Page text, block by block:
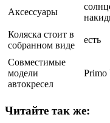
Аксессуары
Коляска стоит в
собранном виде
есть
Совместимые
модели
автокресел
Primo
Читайте так же: